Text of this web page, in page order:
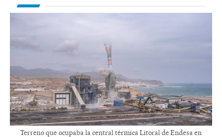
Terreno que ocupaba la central térmica Litoral de Endesa en